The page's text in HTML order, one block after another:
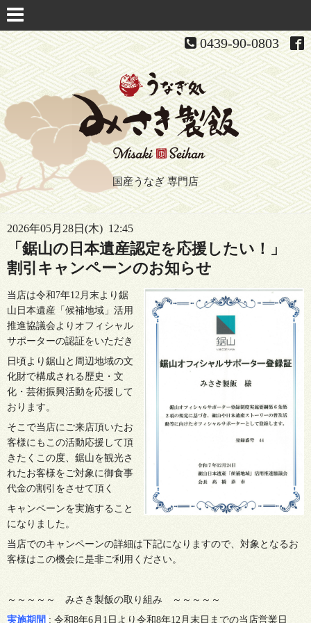
0439-90-0803
国産うなぎ 専門店
2026年05月28日(木) 12:45
「鋸山の日本遺産認定を応援したい！」
割引キャンペーンのお知らせ
当店は令和7年12月末より鋸
山日本遺産「候補地域」活用
推進協議会よりオフィシャル
サポーターの認証をいただき
日頃より鋸山と周辺地域の文
化財で構成される歴史・文
化・芸術振興活動を応援して
おります。
そこで当店にご来店頂いたお
客様にもこの活動応援して頂
きたくこの度、鋸山を観光さ
れたお客様をご対象に御食事
代金の割引をさせて頂く
キャンペーンを実施すること
になりました。
当店でのキャンペーンの詳細は下記になりますので、対象となるお
客様はこの機会に是非ご利用ください。
～～～～～ みさき製飯の取り組み ～～～～～
実施期間 : 令和8年6月1日より令和8年12月末日までの当店営業日